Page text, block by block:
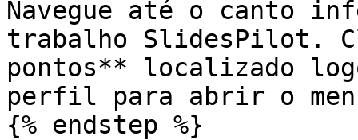
Navegue até o canto
trabalho SlidesPilot.
pontos** localizado
perfil para abrir o
{% endstep %}